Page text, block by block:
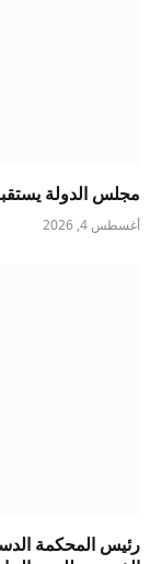
مجلس الدولة
أغسطس 4, 2026
رئيس المحكمة